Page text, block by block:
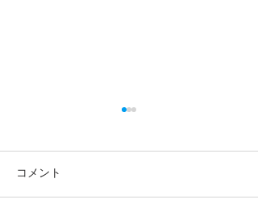
コメント